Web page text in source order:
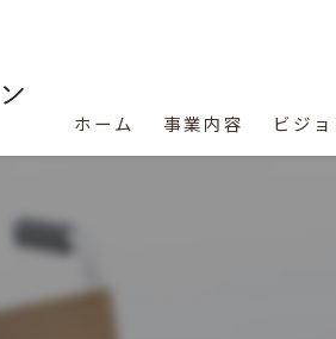
ホーム 事業内容 ビジョ